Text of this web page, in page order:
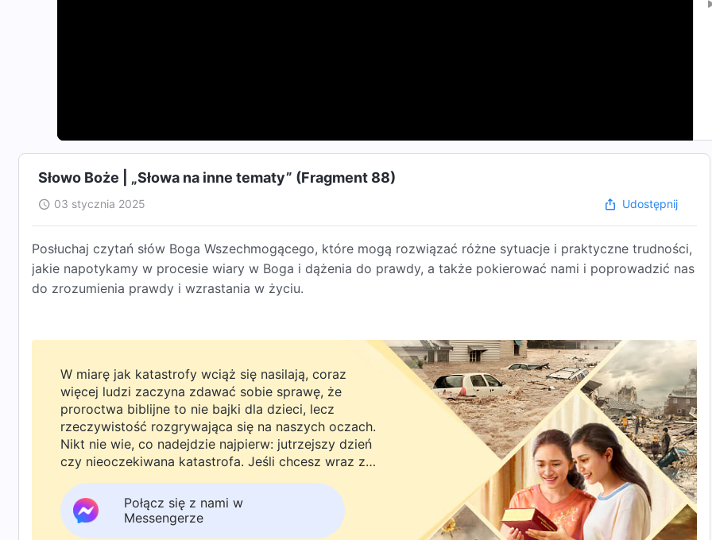
Słowo Boże | „Słowa na inne tematy” (Fragment 88)
03 stycznia 2025 Udostępnij
Posłuchaj czytań słów Boga Wszechmogącego, które mogą rozwiązać różne sytuacje i praktyczne trudności,
jakie napotykamy w procesie wiary w Boga i dążenia do prawdy, a także pokierować nami i poprowadzić nas
do zrozumienia prawdy i wzrastania w życiu.
W miarę jak katastrofy wciąż się nasilają, coraz
więcej ludzi zaczyna zdawać sobie sprawę, że
proroctwa biblijne to nie bajki dla dzieci, lecz
rzeczywistość rozgrywająca się na naszych oczach.
Nikt nie wie, co nadejdzie najpierw: jutrzejszy dzień
czy nieoczekiwana katastrofa. Jeśli chcesz wraz z
rodziną powitać powrót Pana i znaleźć
bezpieczeństwo pod Bożą ochroną, kliknij
WhatsAppa lub Messengera, aby dołączyć do
naszej grupy studyjnej. Nie odkładaj tego do jutra.
Połącz się z nami w
Messengerze